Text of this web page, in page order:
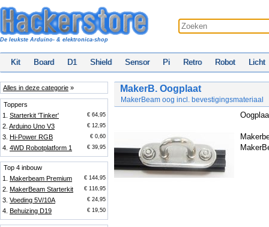
De leukste Arduino- & elektronica-shop
Kit Board D1 Shield Sensor Pi Retro Robot Licht
Alles in deze categorie »
Toppers
1. Starterkit 'Tinker' € 64,95
2. Arduino Uno V3 € 12,95
3. Hi-Power RGB € 0,60
4. 4WD Robotplatform 1 € 39,95
Top 4 inbouw
1. Makerbeam Premium € 144,95
2. MakerBeam Starterkit € 116,95
3. Voeding 5V/10A € 24,95
4. Behuizing D19 € 19,50
MakerB. Oogplaat
MakerBeam oog incl. bevestigingsmateriaal